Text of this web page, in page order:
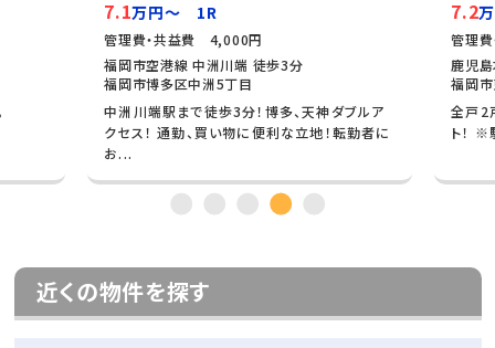
7.1万円～ 1R
管理費・共益費 4,000円
福岡市空港線 中洲川端 徒歩3分
福岡市博多区中洲5丁目
中洲川端駅まで徒歩3分！博多、天神ダブルア
クセス！ 通勤、買い物に便利な立地！転勤者に
お...
7.2
管理
鹿児
福岡
全戸2
ト！ ※
近くの物件を探す